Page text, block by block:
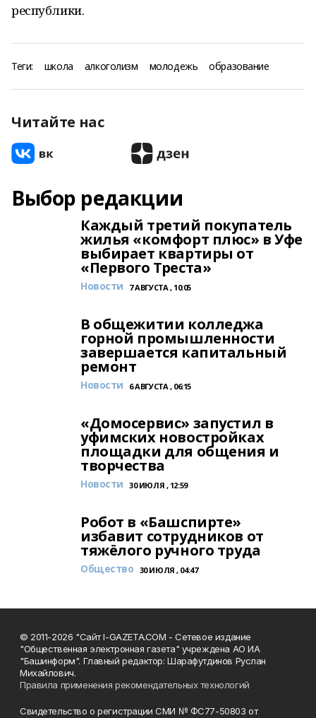
республики.
Теги: школа алкоголизм молодежь образование
Читайте нас
Выбор редакции
Каждый третий покупатель
жилья «комфорт плюс» в Уфе
выбирает квартиры от
«Первого Треста»
Новости 7 АВГУСТА , 10:05
В общежитии колледжа
горной промышленности
завершается капитальный
ремонт
Новости 6 АВГУСТА , 06:15
«Домосервис» запустил в
уфимских новостройках
площадки для общения и
творчества
Новости 30 ИЮЛЯ , 12:59
Робот в «Башспирте»
избавит сотрудников от
тяжёлого ручного труда
Общество 30 ИЮЛЯ , 04:47
© 2011-2026 "Сайт I-GAZETA.COM - Сетевое издание
"Общественная электронная газета" учреждена АО ИА
"Башинформ". Главный редактор: Шарафутдинов Руслан
Михайлович.
Правила применения рекомендательных технологий
Свидетельство о регистрации СМИ № ФС77-50803 от